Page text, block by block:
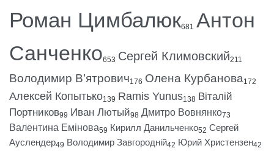
Роман Цимбалюк681 Антон
Санченко653 Сергей Климовский211
Володимир В’ятрович176 Олена Курбанова172
Алексей Копытько139 Ramis Yunus138 Віталій
Портников99 Иван Лютый98 Дмитро Вовнянко73
Валентина Емінова59 Кирилл Данильченко52 Сергей
Ауслендер49 Володимир Завгородній42 Юрий Христензен42